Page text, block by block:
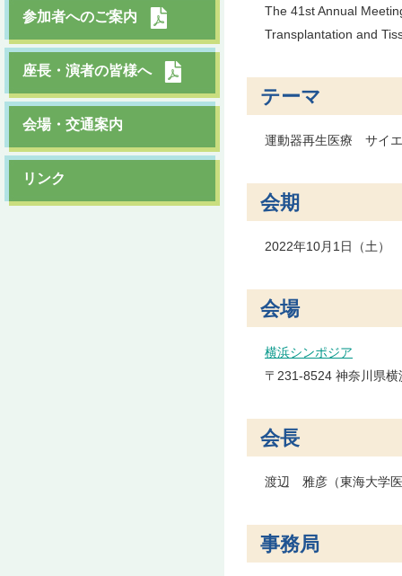
参加者へのご案内
座長・演者の皆様へ
会場・交通案内
リンク
The 41st Annual
Transplantation and
テーマ
運動器再生医療 サイ
会期
2022年10月1日（土）
会場
横浜シンポジア
〒231-8524 神奈川県
会長
渡辺 雅彦（東海大学
事務局